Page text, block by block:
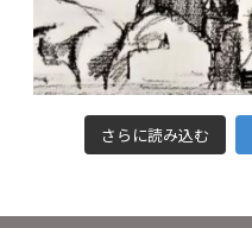
さらに読み込む